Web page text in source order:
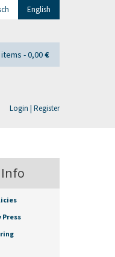
English
items -0,00€
Login | Register